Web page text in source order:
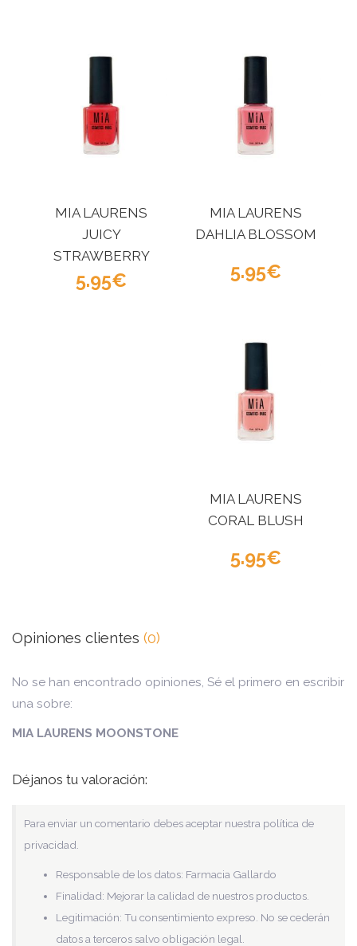
MIA LAURENS
JUICY
STRAWBERRY
5.95
MIA LAURENS
DAHLIA BLOSSOM
5.95
MIA LAURENS
CORAL BLUSH
5.95
Opiniones clientes (0)
No se han encontrado opiniones, Sé el primero en escribir
una sobre:
MIA LAURENS MOONSTONE
Déjanos tu valoración:
Para enviar un comentario debes aceptar nuestra política de
privacidad.
Responsable de los datos: Farmacia Gallardo
Finalidad: Mejorar la calidad de nuestros productos.
Legitimación: Tu consentimiento expreso. No se cederán
datos a terceros salvo obligación legal.